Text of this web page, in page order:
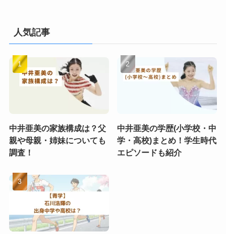
人気記事
中井亜美の家族構成は？父
親や母親・姉妹についても
調査！
中井亜美の学歴(小学校・中
学・高校)まとめ！学生時代
エピソードも紹介